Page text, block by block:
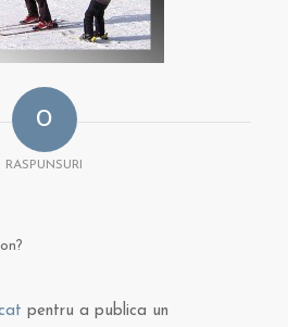
0
RASPUNSURI
pentru a publica un